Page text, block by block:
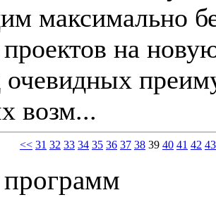
максимально
на
очевидных
возм...
<< 31 32 33 34 35 36 37 38 39 40 41 42 43
программ